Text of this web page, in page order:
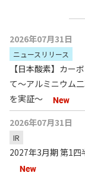
2026年07月31日
ニュースリリース
【日本酸素】カー
て～アルミニウム
を実証～
2026年07月31日
IR
2027年3月期 第1四